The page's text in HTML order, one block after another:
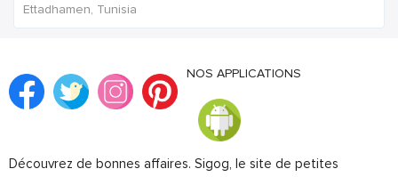
Ettadhamen, Tunisia
NOS APPLICATIONS
Découvrez de bonnes affaires. Sigog, le site de petites